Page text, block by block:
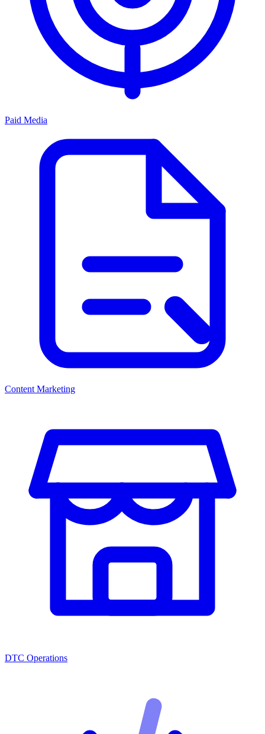
Paid Media
Content Marketing
DTC Operations